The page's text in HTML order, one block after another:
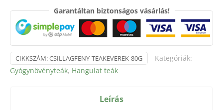
Garantáltan biztonságos vásárlás!
CIKKSZÁM:CSILLAGFENY-TEAKEVEREK-80G
Kategóriák:
Gyógynövényteák, Hangulat teák
Leírás